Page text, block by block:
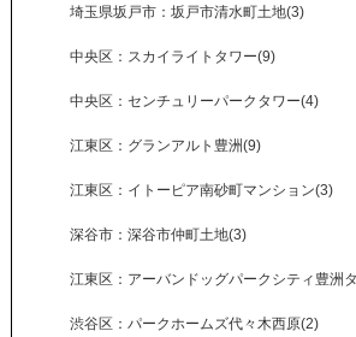
埼玉県坂戸市：坂戸市清水町土地(3)
中央区：スカイライトタワー(9)
中央区：センチュリーパークタワー(4)
江東区：グランアルト豊洲(9)
江東区：イトーピア南砂町マンション(3)
深谷市：深谷市仲町土地(3)
江東区：アーバンドッグパークシティ豊洲
渋谷区：パークホームズ代々木西原(2)